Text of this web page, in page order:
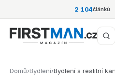
2 104článků
Domů›Bydlení›Bydlení s realitní